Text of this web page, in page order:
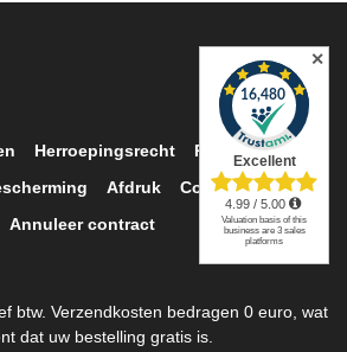
Herroepingsrecht
Retour
Afdruk
Contact
Annuleer contract
btw. Verzendkosten bedragen 0 euro, wat
dat uw bestelling gratis is.
✕